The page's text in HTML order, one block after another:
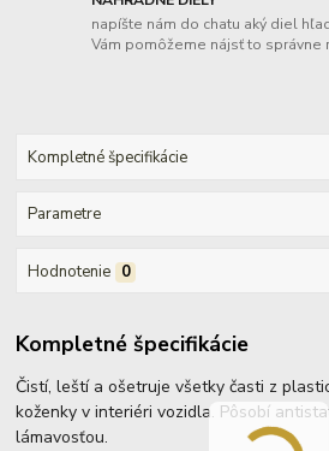
napíšte nám do chatu aký diel
Vám pomôžeme nájsť to správne
Kompletné špecifikácie
Parametre
Hodnotenie 0
Kompletné špecifikácie
Čistí, leští a ošetruje všetky časti z
koženky v interiéri vozidla. Pôsobí
lámavosťou.